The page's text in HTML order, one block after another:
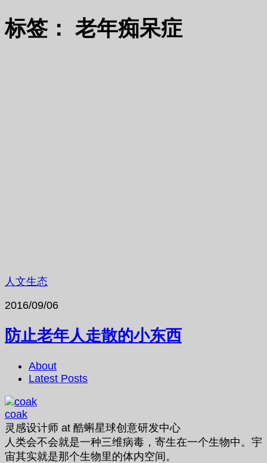
标签： 老年痴呆症
人文生态
2016/09/06
防止老年人走散的小东西
About
Latest Posts
coak
灵感设计师 at 酷蝌星球创意研发中心
人类会不会就是一种三维病毒，寄生在一个生物中。宇
宙其实就是那个生物里的体内空间。